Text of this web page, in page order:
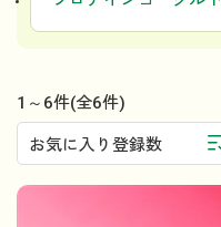
1～6件(全6件)
お気に入り登録数